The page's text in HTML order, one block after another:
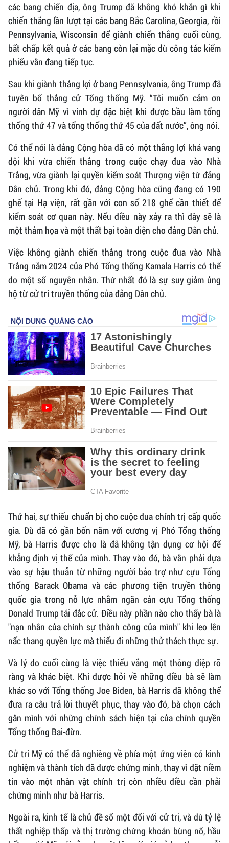
các bang chiến địa, ông Trump đã không khó khăn gì khi
chiến thắng lần lượt tại các bang Bắc Carolina, Georgia, rồi
Pennsylvania, Wisconsin để giành chiến thắng cuối cùng,
bất chấp kết quả ở các bang còn lại mặc dù công tác kiểm
phiếu vẫn đang tiếp tục.
Sau khi giành thắng lợi ở bang Pennsylvania, ông Trump đã
tuyên bố thắng cử Tổng thống Mỹ. “Tôi muốn cảm ơn
người dân Mỹ vì vinh dự đặc biệt khi được bầu làm tổng
thống thứ 47 và tổng thống thứ 45 của đất nước”, ông nói.
Có thể nói là đảng Cộng hòa đã có một thắng lợi khá vang
dội khi vừa chiến thắng trong cuộc chạy đua vào Nhà
Trắng, vừa giành lại quyền kiểm soát Thượng viện từ đảng
Dân chủ. Trong khi đó, đảng Cộng hòa cũng đang có 190
ghế tại Hạ viện, rất gần với con số 218 ghế cần thiết để
kiểm soát cơ quan này. Nếu điều này xảy ra thì đây sẽ là
một thảm họa và một thất bại toàn diện cho đảng Dân chủ.
Việc không giành chiến thắng trong cuộc đua vào Nhà
Trắng năm 2024 của Phó Tổng thống Kamala Harris có thể
do một số nguyên nhân. Thứ nhất đó là sự suy giảm ủng
hộ từ cử tri truyền thống của đảng Dân chủ.
Thứ hai, sự thiếu chuẩn bị cho cuộc đua chính trị cấp quốc
gia. Dù đã có gần bốn năm với cương vị Phó Tổng thống
Mỹ, bà Harris được cho là đã không tận dụng cơ hội để
khẳng định vị thế của mình. Thay vào đó, bà vẫn phải dựa
vào sự hậu thuẫn từ những người bảo trợ như cựu Tổng
thống Barack Obama và các phương tiện truyền thông
quốc gia trong nỗ lực nhằm ngăn cản cựu Tổng thống
Donald Trump tái đắc cử. Điều này phần nào cho thấy bà là
"nạn nhân của chính sự thành công của mình" khi leo lên
nấc thang quyền lực mà thiếu đi những thử thách thực sự.
Và lý do cuối cùng là việc thiếu vắng một thông điệp rõ
ràng và khác biệt. Khi được hỏi về những điều bà sẽ làm
khác so với Tổng thống Joe Biden, bà Harris đã không thể
đưa ra câu trả lời thuyết phục, thay vào đó, bà chọn cách
gắn mình với những chính sách hiện tại của chính quyền
Tổng thống Bai-đừn.
Cử tri Mỹ có thể đã nghiêng về phía một ứng viên có kinh
nghiệm và thành tích đã được chứng minh, thay vì đặt niềm
tin vào một nhân vật chính trị còn nhiều điều cần phải
chứng minh như bà Harris.
Ngoài ra, kinh tế là chủ đề số một đối với cử tri, và dù tỷ lệ
thất nghiệp thấp và thị trường chứng khoán bùng nổ, hầu